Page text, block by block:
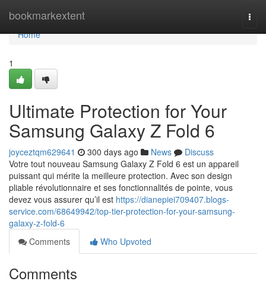
bookmarkextent
Home
Home
1
Ultimate Protection for Your
Samsung Galaxy Z Fold 6
joyceztqm629641 300 days ago News
Discuss
Votre tout nouveau Samsung Galaxy Z Fold 6 est un appareil
puissant qui mérite la meilleure protection. Avec son design
pliable révolutionnaire et ses fonctionnalités de pointe, vous
devez vous assurer qu’il est https://dianepiei709407.blogs-
service.com/68649942/top-tier-protection-for-your-samsung-
galaxy-z-fold-6
Comments
Who Upvoted
Comments